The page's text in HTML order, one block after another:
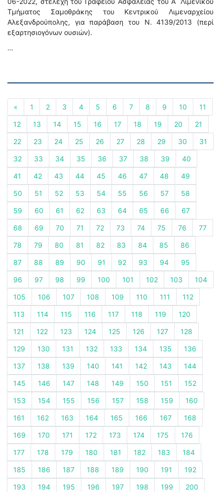
Τμήματος Σαμοθράκης του Κεντρικού Λιμεναρχείου
Αλεξανδρούπολης, για παράβαση του Ν. 4139/2013 (περί
εξαρτησιογόνων ουσιών).
…
« 1 2 3 4 5 6 7 8 9 10 11
12 13 14 15 16 17 18 19 20 21
22 23 24 25 26 27 28 29 30 31
32 33 34 35 36 37 38 39 40
41 42 43 44 45 46 47 48 49
50 51 52 53 54 55 56 57 58
59 60 61 62 63 64 65 66 67
68 69 70 71 72 73 74 75 76 77
78 79 80 81 82 83 84 85 86
87 88 89 90 91 92 93 94 95
96 97 98 99 100 101 102 103 104
105 106 107 108 109 110 111 112
113 114 115 116 117 118 119 120
121 122 123 124 125 126 127 128
129 130 131 132 133 134 135 136
137 138 139 140 141 142 143 144
145 146 147 148 149 150 151 152
153 154 155 156 157 158 159 160
161 162 163 164 165 166 167 168
169 170 171 172 173 174 175 176
177 178 179 180 181 182 183 184
185 186 187 188 189 190 191 192
193 194 195 196 197 198 199 200